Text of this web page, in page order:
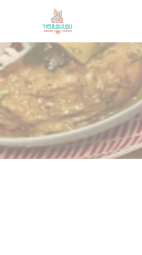
Personalización de sus opciones